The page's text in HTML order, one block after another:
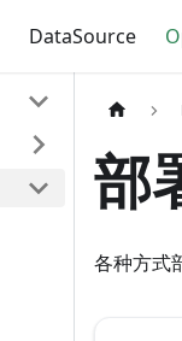
DataSource
部
各种方式